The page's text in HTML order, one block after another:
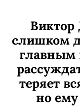
слишком
главным
теряет
но ему